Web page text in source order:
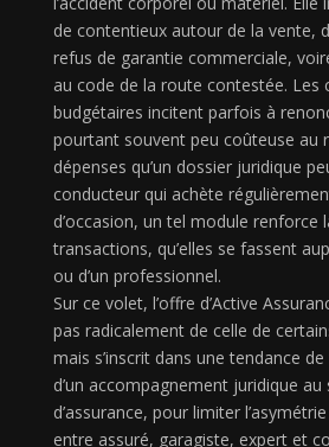
de contentieux autour de la vente,
refus de garantie commerciale,
au code de la route contestée. Les
budgétaires incitent parfois à
pourtant souvent peu coûteuse au
dépenses qu’un dossier juridique
conducteur qui achète
d’occasion, un tel module renforce
transactions, qu’elles se fassent
ou d’un professionnel.
Sur ce volet, l’offre d’Active
pas radicalement de celle de
mais s’inscrit dans une tendance
d’un accompagnement juridique
d’assurance, pour limiter
entre assuré, garagiste, expert et